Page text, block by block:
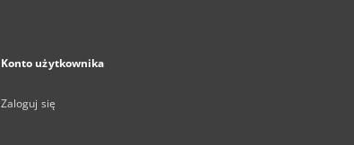
Konto użytkownika
Zaloguj się